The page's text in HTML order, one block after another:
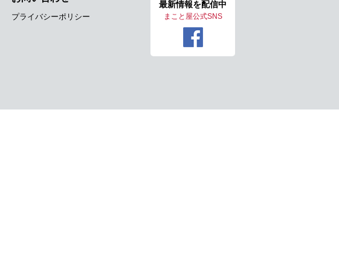
プライバシーポリシー
最新情報を配信中
まこと屋公式SNS